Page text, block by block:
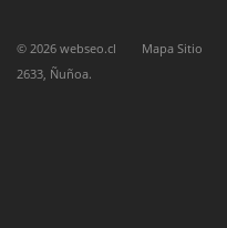
© 2026 webseo.cl Mapa Sitio
2633, Ñuñoa.